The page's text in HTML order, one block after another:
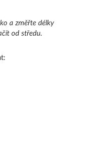
a změřte délky
od středu.